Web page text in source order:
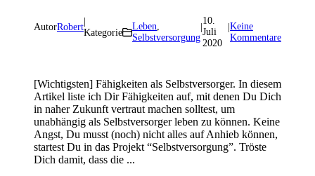
AutorRobert
Kategorie
Leben
Selbstversorgung
10.
Juli
2020
Keine
Kommentare
[Wichtigsten] Fähigkeiten als Selbstversorger. In diesem
Artikel liste ich Dir Fähigkeiten auf, mit denen Du Dich
in naher Zukunft vertraut machen solltest, um
unabhängig als Selbstversorger leben zu können. Keine
Angst, Du musst (noch) nicht alles auf Anhieb können,
startest Du in das Projekt “Selbstversorgung”. Tröste
Dich damit, dass die ...